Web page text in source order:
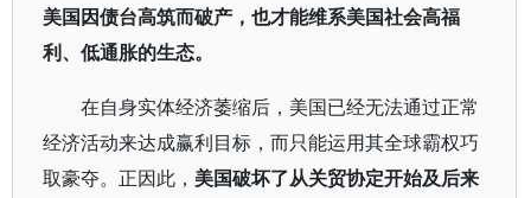
美国因债台高筑而破产，也才能维系美国社会高福
利、低通胀的生态。
在自身实体经济萎缩后，美国已经无法通过正常
经济活动来达成赢利目标，而只能运用其全球霸权巧
取豪夺。正因此， 美国破坏了从关贸协定开始及后来